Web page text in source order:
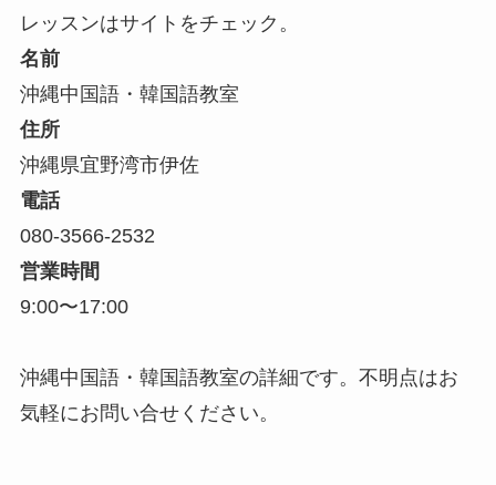
レッスンはサイトをチェック。
名前
沖縄中国語・韓国語教室
住所
沖縄県宜野湾市伊佐
電話
080-3566-2532
営業時間
9:00〜17:00
沖縄中国語・韓国語教室の詳細です。不明点はお
気軽にお問い合せください。